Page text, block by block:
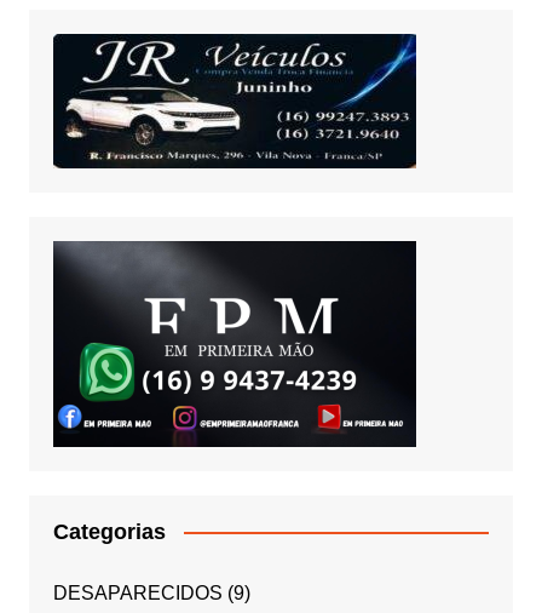
Categorias
DESAPARECIDOS (9)